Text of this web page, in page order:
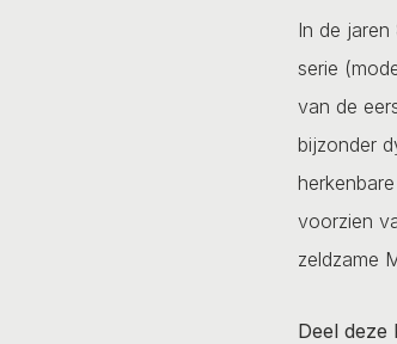
In de
serie
van de
bijzonder
voorzien
zeldzame
Deel deze